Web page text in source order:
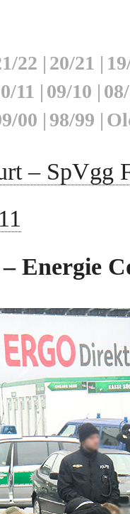
22 | 20/21 |
11 | 09/10 |
00 | 98/99 |
– SpVgg
Energie